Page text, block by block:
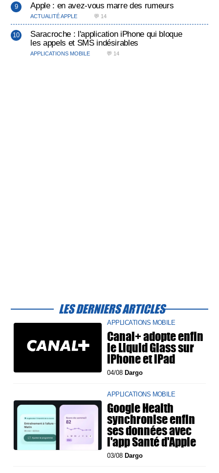
Apple : en avez-vous marre des rumeurs
ACTUALITÉ APPLE 💬 14
Saracroche : l'application iPhone qui bloque
les appels et SMS indésirables
APPLICATIONS MOBILE 💬 14
LES DERNIERS ARTICLES
APPLICATIONS MOBILE
Canal+ adopte enfin
le Liquid Glass sur
iPhone et iPad
04/08 Dargo
APPLICATIONS MOBILE
Google Health
synchronise enfin
ses données avec
l'app Santé d'Apple
03/08 Dargo